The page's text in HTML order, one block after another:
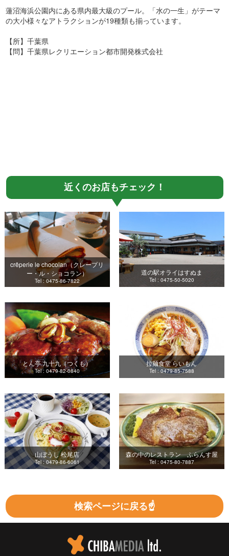
蓮沼海浜公園内にある県内最大級のプール。「水の一生」がテーマ
の大小様々なアトラクションが19種類も揃っています。
【所】千葉県
【問】千葉県レクリエーション都市開発株式会社
近くのお店もチェック！
crêperie le chocolan（クレープリ
ー・ル・ショコラン）
Tel : 0475-86-7822
道の駅オライはすぬま
Tel : 0475-50-5020
とん亭 九十九（つくも）
Tel : 0479-82-0840
拉麺食堂 らいもん
Tel : 0479-85-7588
山ぼうし 松尾店
Tel : 0479-86-6061
森の中のレストラン ふらんす屋
Tel : 0475-80-7887
検索ページに戻る☝